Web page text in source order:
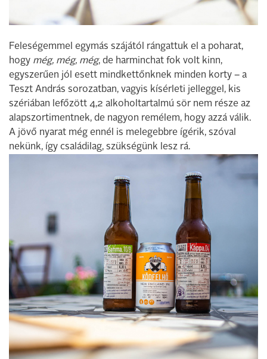
Feleségemmel egymás szájától rángattuk el a poharat,
hogy még, még, még, de harminchat fok volt kinn,
egyszerűen jól esett mindkettőnknek minden korty – a
Teszt András sorozatban, vagyis kísérleti jelleggel, kis
szériában lefőzött 4,2 alkoholtartalmú sör nem része az
alapszortimentnek, de nagyon remélem, hogy azzá válik.
A jövő nyarat még ennél is melegebbre ígérik, szóval
nekünk, így családilag, szükségünk lesz rá.